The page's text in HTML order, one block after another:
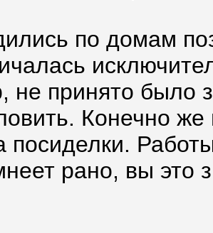
по домам
не принято было
Конечно
посиделки.
рано, вы это